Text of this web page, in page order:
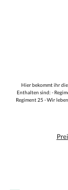
Hier bekommt ihr die
Enthalten sind: -
Regiment 25 - Wir